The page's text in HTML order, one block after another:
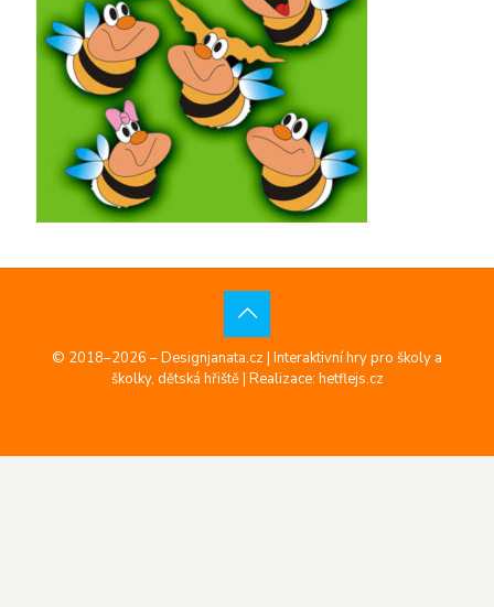
© 2018–2026 – Designjanata.cz | Interaktivní hry pro školy a
školky, dětská hřiště | Realizace: hetflejs.cz